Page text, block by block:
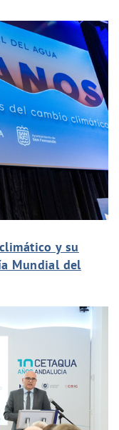
y su
Mundial del